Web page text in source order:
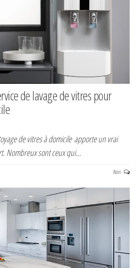
de lavage de vitres pour
de vitres à domicile apporte un vrai
Nombreux sont ceux qui…
Non